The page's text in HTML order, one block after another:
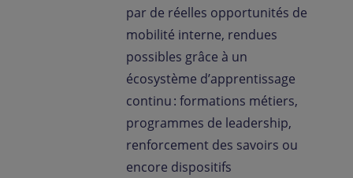
par de réelles opportunités de
mobilité interne, rendues
possibles grâce à un
écosystème d’apprentissage
continu : formations métiers,
programmes de leadership,
renforcement des savoirs ou
encore dispositifs